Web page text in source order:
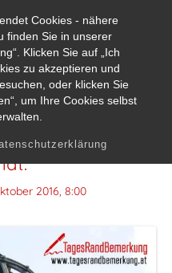
Cookies - nähere
finden Sie in unserer
Klicken Sie auf „Ich
zu akzeptieren und
oder klicken Sie
um Ihre Cookies selbst
PIN bei der
2016, 8:00